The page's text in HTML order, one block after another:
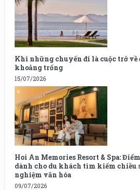
Khi những chuyến đi là cuộc trở về
khoảng trống
15/07/2026
Hoi An Memories Resort & Spa:
dành cho du khách tìm kiếm chiều
nghiệm văn hóa
09/07/2026